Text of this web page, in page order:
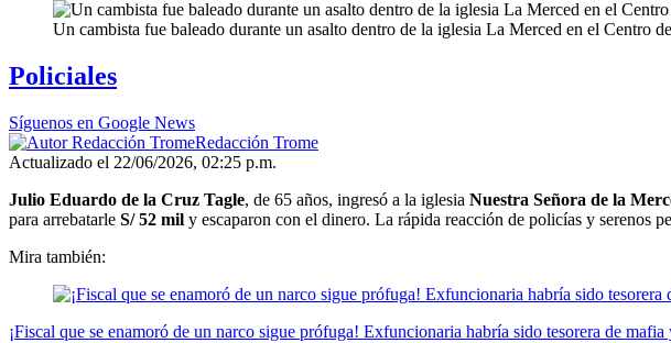
Un cambista fue baleado durante un asalto dentro de la iglesia La Merced en el Centro
Policiales
Síguenos en Google News
Redacción Trome
Actualizado el 22/06/2026, 02:25 p.m.
Julio Eduardo de la Cruz Tagle, de 65 años, ingresó a la iglesia Nuestra Señora de la
para arrebatarle S/ 52 mil y escaparon con el dinero. La rápida reacción de policías y serenos
Mira también:
¡Fiscal que se enamoró de un narco sigue prófuga! Exfuncionaria habría sido tesorera de